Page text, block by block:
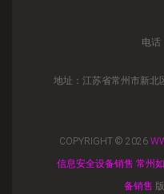
电话
地址：江苏省常州市新北
COPYRIGHT © 2026
信息安全设备销售 常州
备销售